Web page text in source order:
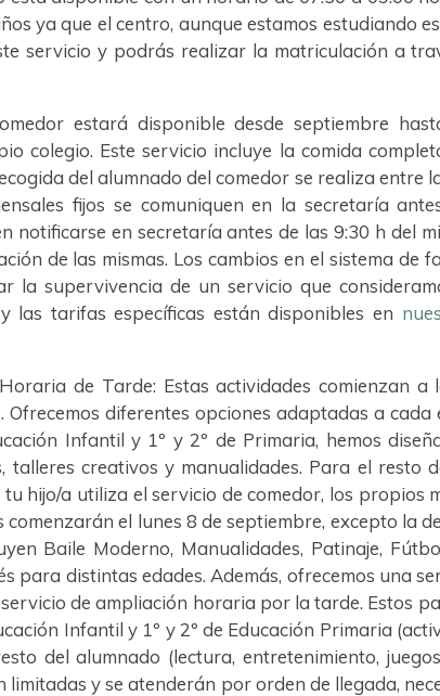
ya que el centro, aunque estamos estudiando
servicio y podrás realizar la matriculación a
estará disponible desde septiembre
colegio. Este servicio incluye la comida
del alumnado del comedor se realiza entre
fijos se comuniquen en la secretaría
notificarse en secretaría antes de las 9:30 h del
de las mismas. Los cambios en el sistema
la supervivencia de un servicio que
las tarifas específicas están disponibles en
de Tarde: Estas actividades comienzan
diferentes opciones adaptadas a
Infantil y 1º y 2º de Primaria, hemos
talleres creativos y manualidades. Para el resto
hijo/a utiliza el servicio de comedor, los propios
el lunes 8 de septiembre, excepto la
Baile Moderno, Manualidades, Patinaje,
para distintas edades. Además, ofrecemos una
de ampliación horaria por la tarde. Estos
Infantil y 1º y 2º de Educación Primaria
del alumnado (lectura, entretenimiento,
y se atenderán por orden de llegada,